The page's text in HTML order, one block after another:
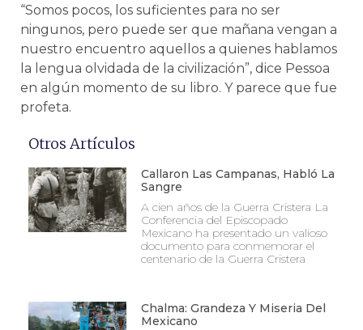
“Somos pocos, los suficientes para no ser
ningunos, pero puede ser que mañana vengan a
nuestro encuentro aquellos a quienes hablamos
la lengua olvidada de la civilización”, dice Pessoa
en algún momento de su libro. Y parece que fue
profeta.
Otros Artículos
Callaron Las Campanas, Habló La
Sangre
A cien años de la Guerra Cristera La
Conferencia del Episcopado
Mexicano ha presentado un valioso
documento para conmemorar el
centenario de la Guerra Cristera
Chalma: Grandeza Y Miseria Del
Mexicano